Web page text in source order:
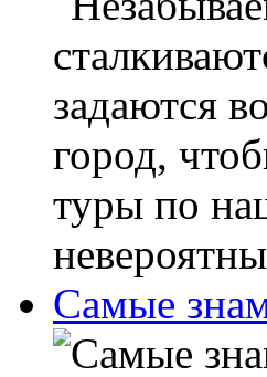
задаются
город,
туры по
Самые